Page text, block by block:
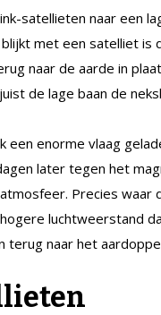
satellieten naar een
met een satelliet
naar de aarde in
de lage baan de
een enorme vlaag
later tegen het
Precies waar
luchtweerstand
terug naar het